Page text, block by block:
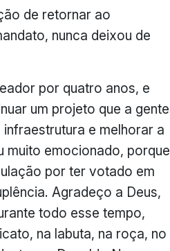
de retornar ao
nunca deixou de
por quatro anos, e
um projeto que a gente
e melhorar a
muito emocionado, porque
por ter votado em
Agradeço a Deus,
todo esse tempo,
na labuta, na roça, no